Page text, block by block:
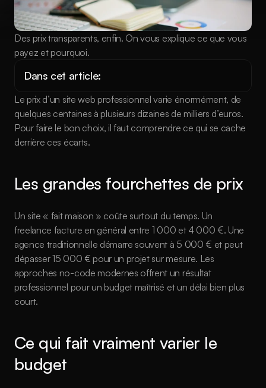
Des prix transparents, enfin. On vous explique ce que vous
payez et pourquoi.
Dans cet article:
Le prix d’un site web professionnel varie énormément, de
quelques centaines à plusieurs dizaines de milliers d’euros.
Pour faire le bon choix, il faut comprendre ce qui se cache
derrière ces écarts.
Les grandes fourchettes de prix
Un site « fait maison » coûte surtout du temps. Un
freelance facture en général entre 1 000 et 4 000 €. Une
agence traditionnelle démarre souvent à 5 000 € et peut
dépasser 15 000 € pour un projet sur mesure. Les
approches no-code modernes offrent un résultat
professionnel pour un budget maîtrisé et un délai bien plus
court.
Ce qui fait vraiment varier le
budget
Nous contacter